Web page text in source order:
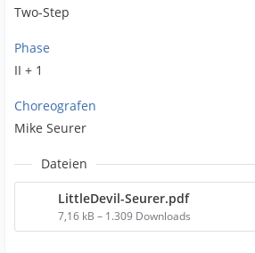
Two-Step
Phase
II + 1
Choreografen
Mike Seurer
Dateien
LittleDevil-Seurer.pdf
7,16 kB – 1.309 Downloads